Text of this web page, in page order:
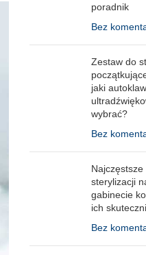
poradnik
Bez
Zestaw do
jaki
wybrać?
Bez
Najczęstsze
sterylizacji
gabinecie
ich
Bez